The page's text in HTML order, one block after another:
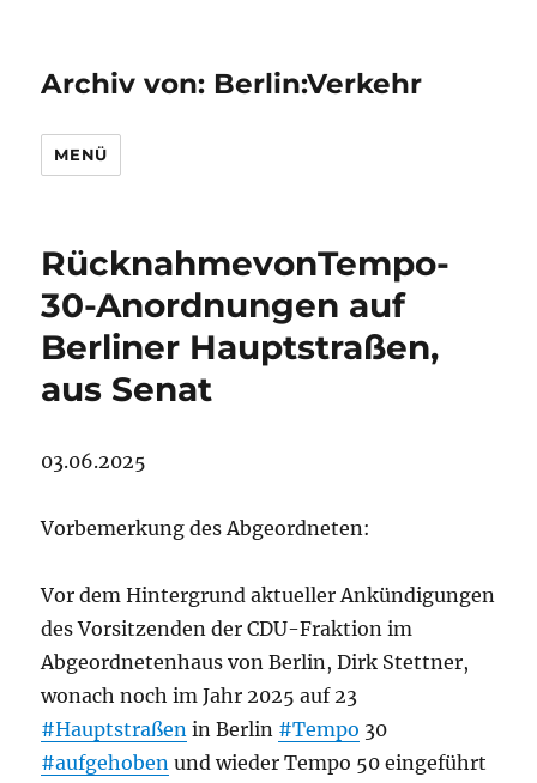
Archiv von: Berlin:Verkehr
MENÜ
RücknahmevonTempo-
30-Anordnungen auf
Berliner Hauptstraßen,
aus Senat
03.06.2025
Vorbemerkung des Abgeordneten:
Vor dem Hintergrund aktueller Ankündigungen
des Vorsitzenden der CDU-Fraktion im
Abgeordnetenhaus von Berlin, Dirk Stettner,
wonach noch im Jahr 2025 auf 23
#Hauptstraßen in Berlin #Tempo 30
#aufgehoben und wieder Tempo 50 eingeführt